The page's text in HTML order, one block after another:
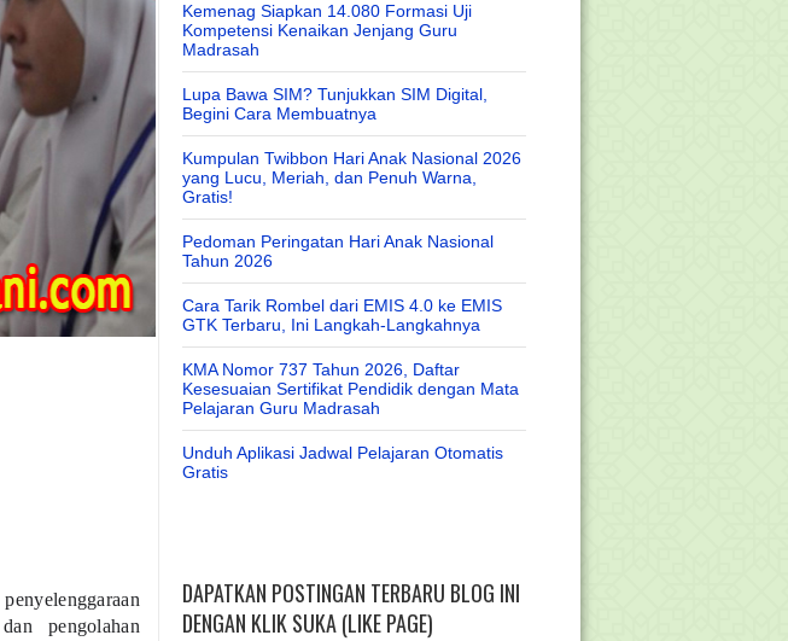
pengolahan
Kemenag Siapkan 14.080 Formasi Uji
Kompetensi Kenaikan Jenjang Guru
Madrasah
Lupa Bawa SIM? Tunjukkan SIM Digital,
Begini Cara Membuatnya
Kumpulan Twibbon Hari Anak Nasional 2026
yang Lucu, Meriah, dan Penuh Warna,
Gratis!
Pedoman Peringatan Hari Anak Nasional
Tahun 2026
Cara Tarik Rombel dari EMIS 4.0 ke EMIS
GTK Terbaru, Ini Langkah-Langkahnya
KMA Nomor 737 Tahun 2026, Daftar
Kesesuaian Sertifikat Pendidik dengan Mata
Pelajaran Guru Madrasah
Unduh Aplikasi Jadwal Pelajaran Otomatis
Gratis
DAPATKAN POSTINGAN TERBARU BLOG INI
DENGAN KLIK SUKA (LIKE PAGE)